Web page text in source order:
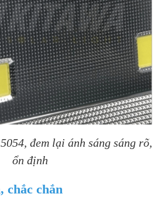
đem lại ánh sáng sáng rõ,
ổn định
chắc chắn